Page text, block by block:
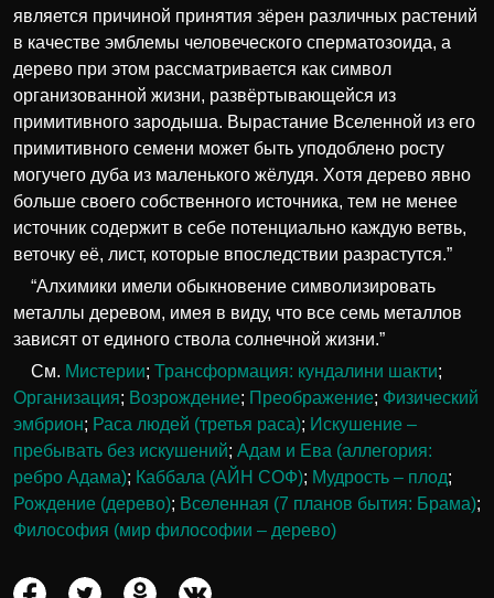
является причиной принятия зёрен различных растений
в качестве эмблемы человеческого сперматозоида, а
дерево при этом рассматривается как символ
организованной жизни, развёртывающейся из
примитивного зародыша. Вырастание Вселенной из его
примитивного семени может быть уподоблено росту
могучего дуба из маленького жёлудя. Хотя дерево явно
больше своего собственного источника, тем не менее
источник содержит в себе потенциально каждую ветвь,
веточку её, лист, которые впоследствии разрастутся.”
“Алхимики имели обыкновение символизировать
металлы деревом, имея в виду, что все семь металлов
зависят от единого ствола солнечной жизни.”
См. Мистерии; Трансформация: кундалини шакти;
Организация; Возрождение; Преображение; Физический
эмбрион; Раса людей (третья раса); Искушение –
пребывать без искушений; Адам и Ева (аллегория:
ребро Адама); Каббала (АЙН СОФ); Мудрость – плод;
Рождение (дерево); Вселенная (7 планов бытия: Брама);
Философия (мир философии – дерево)